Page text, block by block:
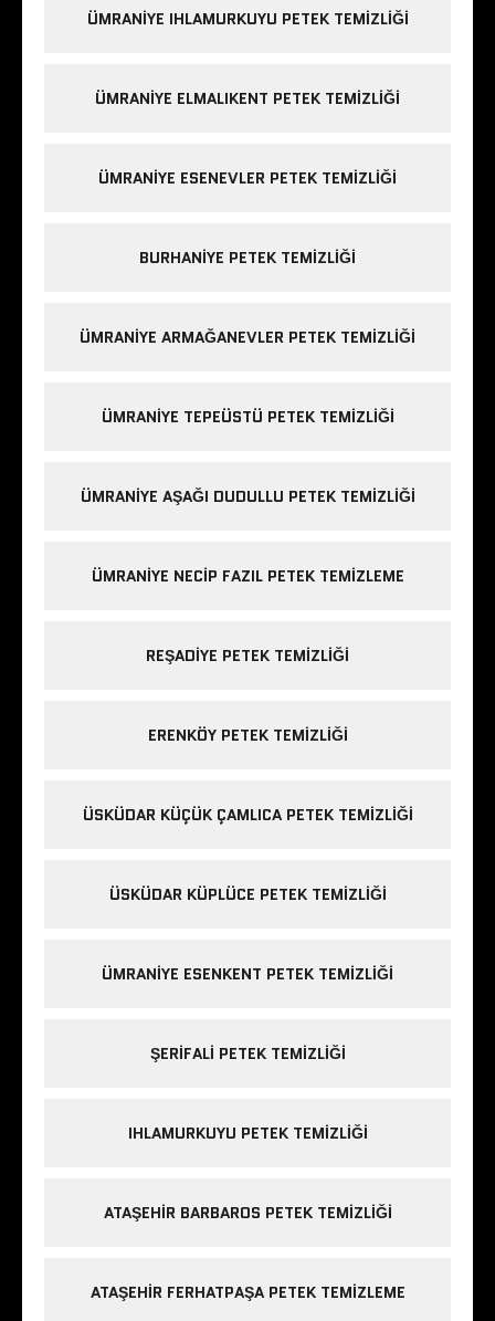
ÜMRANIYE IHLAMURKUYU PETEK TEMIZLIĞI
ÜMRANIYE ELMALIKENT PETEK TEMIZLIĞI
ÜMRANIYE ESENEVLER PETEK TEMIZLIĞI
BURHANIYE PETEK TEMIZLIĞI
ÜMRANIYE ARMAĞANEVLER PETEK TEMIZLIĞI
ÜMRANIYE TEPEÜSTÜ PETEK TEMIZLIĞI
ÜMRANIYE AŞAĞI DUDULLU PETEK TEMIZLIĞI
ÜMRANIYE NECIP FAZIL PETEK TEMIZLEME
REŞADIYE PETEK TEMIZLIĞI
ERENKÖY PETEK TEMIZLIĞI
ÜSKÜDAR KÜÇÜK ÇAMLICA PETEK TEMIZLIĞI
ÜSKÜDAR KÜPLÜCE PETEK TEMIZLIĞI
ÜMRANIYE ESENKENT PETEK TEMIZLIĞI
ŞERIFALI PETEK TEMIZLIĞI
IHLAMURKUYU PETEK TEMIZLIĞI
ATAŞEHIR BARBAROS PETEK TEMIZLIĞI
ATAŞEHIR FERHATPAŞA PETEK TEMIZLEME